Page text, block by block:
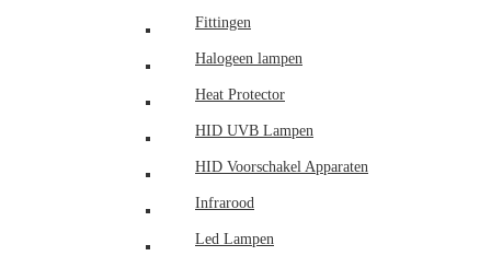
Fittingen
Halogeen lampen
Heat Protector
HID UVB Lampen
HID Voorschakel Apparaten
Infrarood
Led Lampen